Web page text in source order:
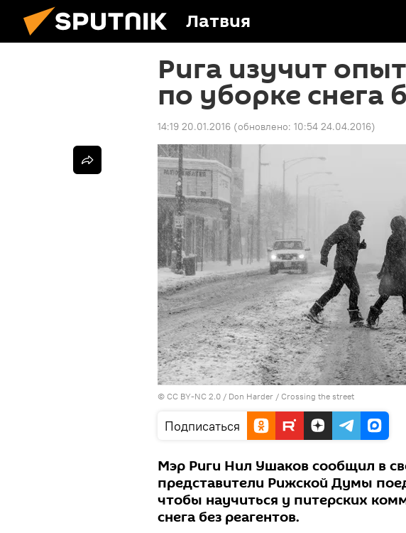
Латвия
Рига изучит
по уборке снега
14:19 20.01.2016 (обновлено: 10:54 24.04.2016)
© CC BY-NC 2.0 / Don Harder / Crossing the street
Подписаться
Мэр Риги Нил Ушаков сообщил в
представители Рижской Думы
чтобы научиться у питерских
снега без реагентов.